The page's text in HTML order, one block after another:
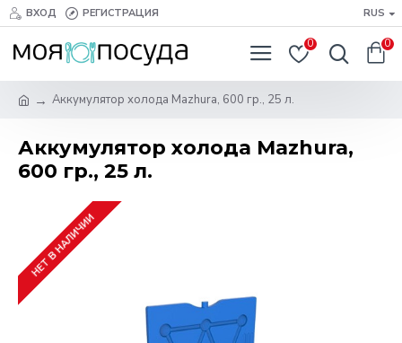
ВХОД РЕГИСТРАЦИЯ RUS
0 0
Аккумулятор холода Mazhura, 600 гр., 25 л.
Аккумулятор холода Mazhura,
600 гр., 25 л.
НЕТ В НАЛИЧИИ